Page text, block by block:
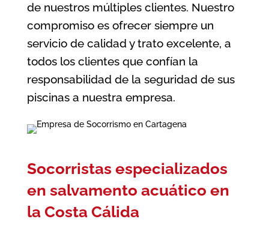
de nuestros múltiples clientes. Nuestro
compromiso es ofrecer siempre un
servicio de calidad y trato excelente, a
todos los clientes que confían la
responsabilidad de la seguridad de sus
piscinas a nuestra empresa.
Socorristas especializados
en salvamento acuático en
la Costa Cálida